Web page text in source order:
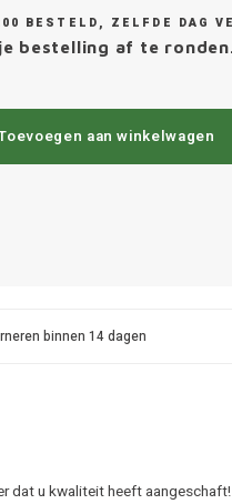
BESTELD, ZELFDE DAG
bestelling af te
aan winkelwagen
binnen 14 dagen
dat u kwaliteit heeft